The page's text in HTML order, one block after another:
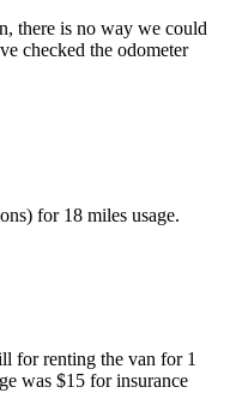
there is no way we could
checked the odometer
for 18 miles usage.
for renting the van for 1
was $15 for insurance